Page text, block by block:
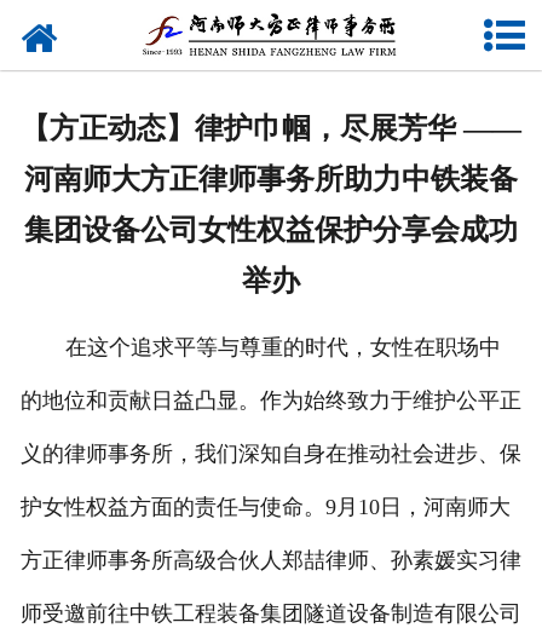
网站首页
业务研究
党建专题
公益活动
联系我们
【方正动态】律护巾帼，尽展芳华 ——
河南师大方正律师事务所助力中铁装备
集团设备公司女性权益保护分享会成功
举办
在这个追求平等与尊重的时代，女性在职场中
的地位和贡献日益凸显。作为始终致力于维护公平正
义的律师事务所，我们深知自身在推动社会进步、保
护女性权益方面的责任与使命。9月10日，河南师大
方正律师事务所高级合伙人郑喆律师、孙素媛实习律
师受邀前往中铁工程装备集团隧道设备制造有限公司